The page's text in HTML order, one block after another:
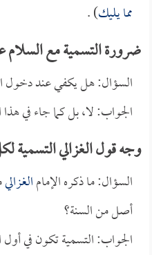
مما يليك) .
ضرورة التسمية مع السلام
السؤال: هل يكفي عند دخول
الجواب: لا، بل كما جاء في
وجه قول الغزالي التسمية
السؤال: ما ذكره الإمامالغزالي
أصل من السنة؟
الجواب: التسمية تكون في